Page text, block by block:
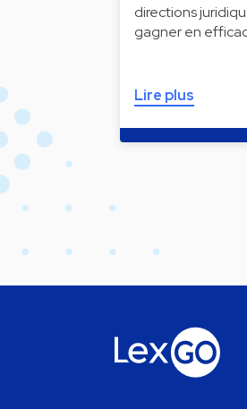
directions
gagner en
Lire plus